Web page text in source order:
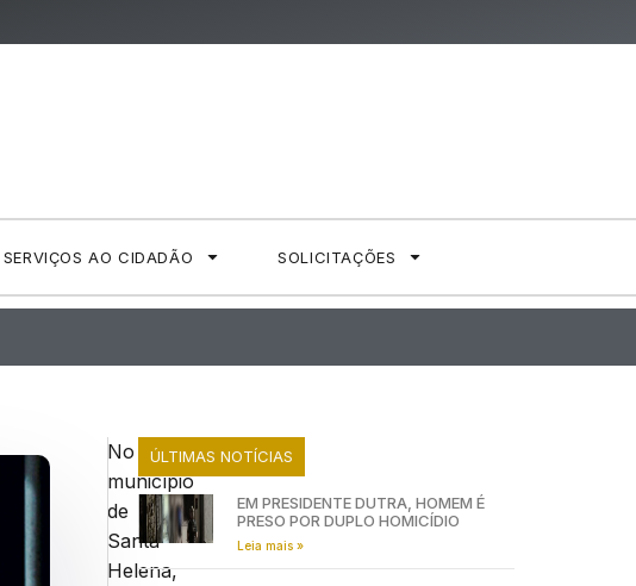
SERVIÇOS AO CIDADÃO SOLICITAÇÕES
No
município
de
Santa
Helena,
ÚLTIMAS NOTÍCIAS
EM PRESIDENTE DUTRA, HOMEM É
PRESO POR DUPLO HOMICÍDIO
Leia mais »